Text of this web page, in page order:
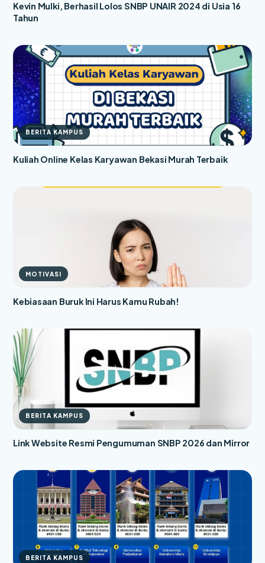
Kevin Mulki, Berhasil Lolos SNBP UNAIR 2024 di Usia 16
Tahun
BERITA KAMPUS
Kuliah Online Kelas Karyawan Bekasi Murah Terbaik
MOTIVASI
Kebiasaan Buruk Ini Harus Kamu Rubah!
BERITA KAMPUS
Link Website Resmi Pengumuman SNBP 2026 dan Mirror
BERITA KAMPUS